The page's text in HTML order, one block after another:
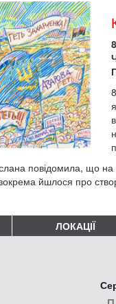
повідомила, що на
зокрема йшлося про
ЛОКАЦІЇ